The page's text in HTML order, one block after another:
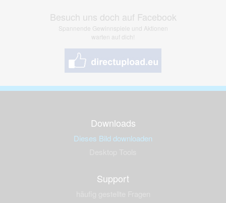
Besuch uns doch auf Facebook
Spannende Gewinnspiele und Aktionen
warten auf dich!
Downloads
Dieses Bild downloaden
Support